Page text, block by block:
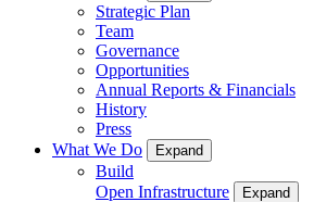
Strategic Plan
Team
Governance
Opportunities
Annual Reports & Financials
History
Press
What We Do
Expand
Build
Open Infrastructure
Expand